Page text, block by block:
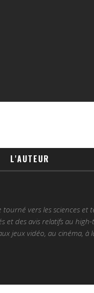
L'AUTEUR
tourné vers les sciences et
et des avis relatifs au
jeux vidéo, au cinéma, à la